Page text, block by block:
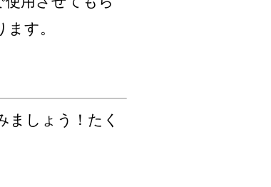
す。
ましょう！たく